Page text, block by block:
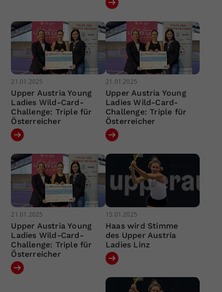
21.01.2025
Upper Austria Young
Ladies Wild-Card-
Challenge: Triple für
Österreicher
21.01.2025
Upper Austria Young
Ladies Wild-Card-
Challenge: Triple für
Österreicher
21.01.2025
Upper Austria Young
Ladies Wild-Card-
Challenge: Triple für
Österreicher
15.01.2025
Haas wird Stimme
des Upper Austria
Ladies Linz